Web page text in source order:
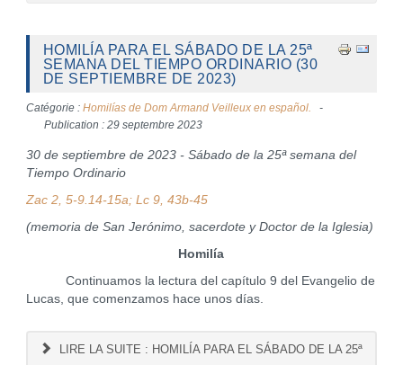
HOMILÍA PARA EL SÁBADO DE LA 25ª
SEMANA DEL TIEMPO ORDINARIO (30
DE SEPTIEMBRE DE 2023)
Catégorie : Homilías de Dom Armand Veilleux en español.
Publication : 29 septembre 2023
30 de septiembre de 2023 - Sábado de la 25ª semana del
Tiempo Ordinario
Zac 2, 5-9.14-15a; Lc 9, 43b-45
(memoria de San Jerónimo, sacerdote y Doctor de la Iglesia)
Homilía
Continuamos la lectura del capítulo 9 del Evangelio de
Lucas, que comenzamos hace unos días.
LIRE LA SUITE : HOMILÍA PARA EL SÁBADO DE LA 25ª